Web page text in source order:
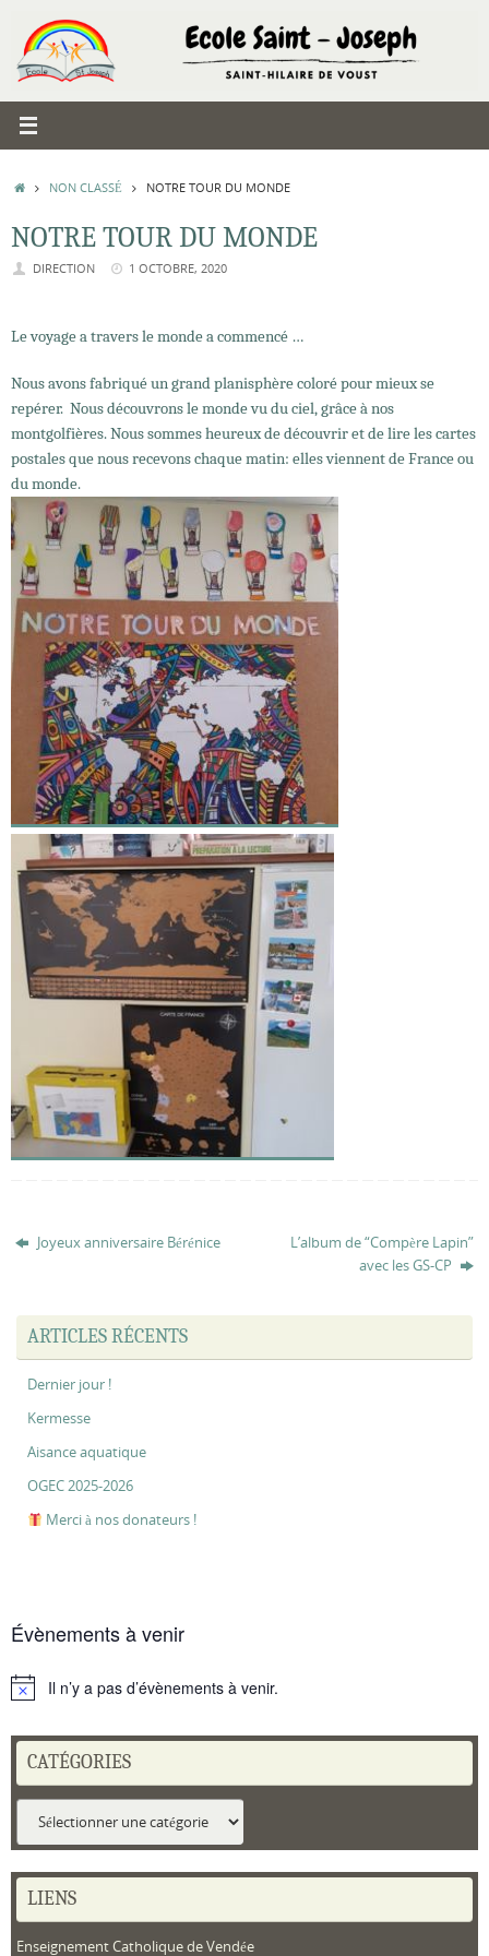
contenu
ACCUEIL
NON CLASSÉ NOTRE TOUR DU MONDE
NOTRE TOUR DU MONDE
DIRECTION 1 OCTOBRE, 2020
Le voyage a travers le monde a commencé …
Nous avons fabriqué un grand planisphère coloré pour mieux se
repérer. Nous découvrons le monde vu du ciel, grâce à nos
montgolfières. Nous sommes heureux de découvrir et de lire les cartes
postales que nous recevons chaque matin: elles viennent de France ou
du monde.
Joyeux anniversaire Bérénice
L’album de “Compère Lapin”
avec les GS-CP
ARTICLES RÉCENTS
Dernier jour !
Kermesse
Aisance aquatique
OGEC 2025-2026
Merci à nos donateurs !
Évènements à venir
NoticeIl n’y a pas d’évènements à venir.
CATÉGORIES
LIENS
Enseignement Catholique de Vendée